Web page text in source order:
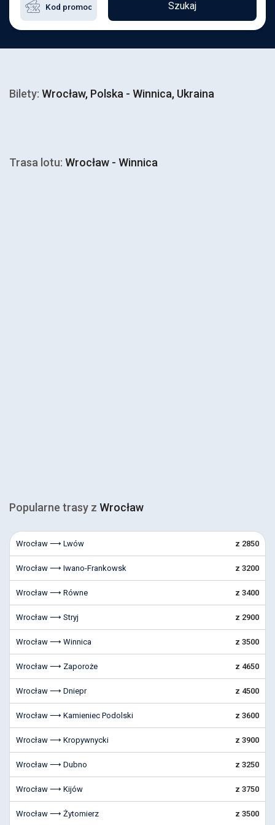
Szukaj
Bilety: Wrocław, Polska - Winnica, Ukraina
Trasa lotu: Wrocław - Winnica
Popularne trasy z Wrocław
Wrocław ⟶ Lwów z 2850
Wrocław ⟶ Iwano-Frankowsk z 3200
Wrocław ⟶ Równe z 3400
Wrocław ⟶ Stryj z 2900
Wrocław ⟶ Winnica z 3500
Wrocław ⟶ Zaporoże z 4650
Wrocław ⟶ Dniepr z 4500
Wrocław ⟶ Kamieniec Podolski z 3600
Wrocław ⟶ Kropywnycki z 3900
Wrocław ⟶ Dubno z 3250
Wrocław ⟶ Kijów z 3750
Wrocław ⟶ Żytomierz z 3500